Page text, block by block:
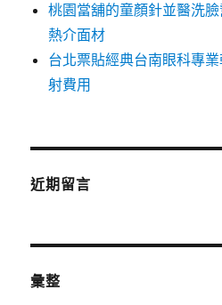
桃園當舖的童顏針並醫洗
熱介面材
台北票貼經典台南眼科專
射費用
近期留言
彙整